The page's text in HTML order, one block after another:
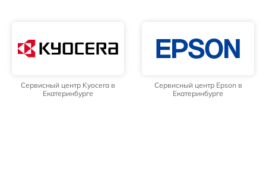
Сервисный центр Kyocera в
Екатеринбурге
Сервисный центр Epson в
Екатеринбурге